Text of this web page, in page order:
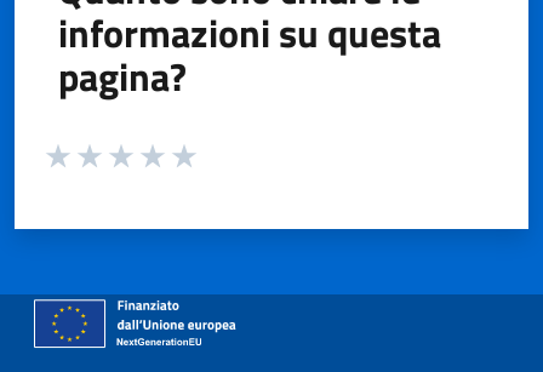
informazioni su questa
pagina?
Valuta da 1 a 5 stelle la pagina